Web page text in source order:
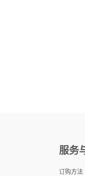
服务
订购方法